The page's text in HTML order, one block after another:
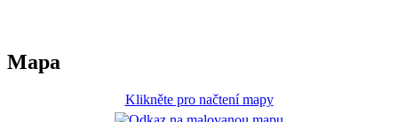
Mapa
Klikněte pro načtení mapy